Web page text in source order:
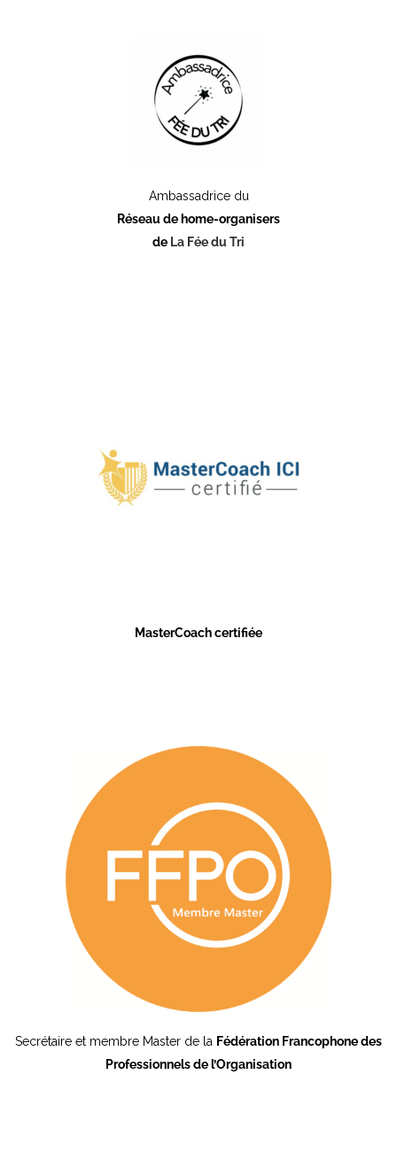
Ambassadrice du
Réseau de home-organisers
de La Fée du Tri
MasterCoach certifiée
Secrétaire et membre Master de la Fédération Francophone des
Professionnels de l’Organisation